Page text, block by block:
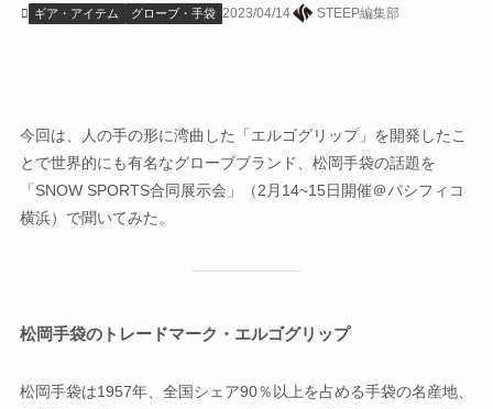
ギア・アイテム グローブ・手袋 2023/04/14 STEEP編集部
今回は、人の手の形に湾曲した「エルゴグリップ」を開発したこ
とで世界的にも有名なグローブブランド、松岡手袋の話題を
「SNOW SPORTS合同展示会」（2月14~15日開催＠パシフィコ
横浜）で聞いてみた。
松岡手袋のトレードマーク・エルゴグリップ
松岡手袋は1957年、全国シェア90％以上を占める手袋の名産地、